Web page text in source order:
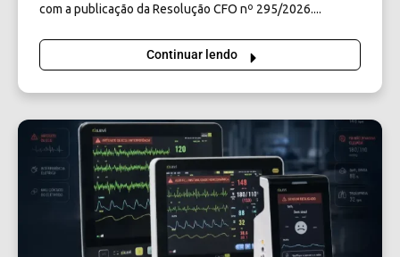
com a publicação da Resolução CFO nº 295/2026....
Continuar lendo